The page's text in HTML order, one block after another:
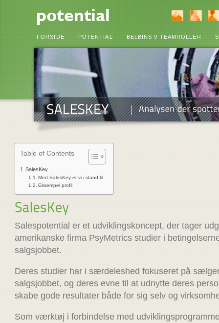
FORSIDE POTENTIAL BELBINS 9 TEAMROLLER
Table of Contents
SalesKey
Med SalesKey er vi i stand til
Eksempel profil
Salespotential er et udviklingskoncept, der tager
amerikanske firma PsyMetrics studier i
salgsjobbet.
Deres studier har i særdeleshed fokuseret på
salgsjobbet, og deres evne til at udnytte deres
skabe gode resultater både for sig selv og
Som værktøj i forbindelse med